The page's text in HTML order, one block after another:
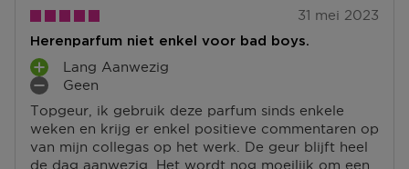
31 mei 2023
Herenparfum niet enkel voor bad boys.
Topgeur, ik gebruik deze parfum sinds enkele
weken en krijg er enkel positieve commentaren op
van mijn collegas op het werk. De geur blijft heel
de dag aanwezig. Het wordt nog moeilijk om een
P
L
U
S
P
U
Lang Aanwezig
M
I
N
P
U
Geen